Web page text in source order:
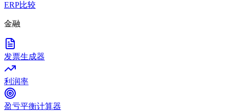
ERP比较
金融
发票生成器
利润率
盈亏平衡计算器